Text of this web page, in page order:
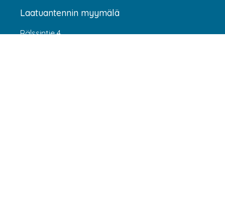
Laatuantennin myymälä
Rälssintie 4